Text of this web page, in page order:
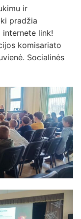
ir
pradžia
internete link!
komisariato
Socialinės